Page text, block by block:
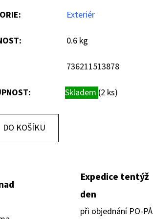
: Exteriér
: 0.6 kg
736211513878
Skladem (2 ks)
DO KOŠÍKU
Expedice tentýž
den
při objednání PO-PÁ